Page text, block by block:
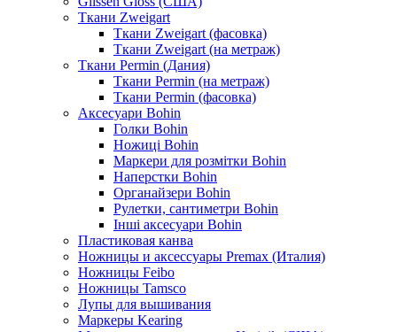
Ткани Zweigart
Ткани Zweigart (фасовка)
Ткани Zweigart (на метраж)
Ткани Permin (Дания)
Ткани Permin (на метраж)
Ткани Permin (фасовка)
Аксесуари Bohin
Голки Bohin
Ножиці Bohin
Маркери для розмітки Bohin
Наперстки Bohin
Органайзери Bohin
Рулетки, сантиметри Bohin
Інші аксесуари Bohin
Пластиковая канва
Ножницы и аксессуары Premax (Италия)
Ножницы Feibo
Ножницы Tamsco
Лупы для вышивания
Маркеры Kearing